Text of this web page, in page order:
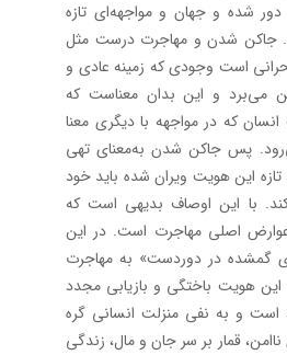
شده و جهان و مواجهه‌ای تازه
جاکن شدن و مهاجرت درست مثل
است وجودی که زمینه عادی و
می‌برد و این بدان معناست که
که در مواجهه با دیگری معنا
پس جاکن شدن به‌معنای تهی
این هویت ویران شده باید خود
کند. با این اوصاف بدیهی است که
اصلی مهاجرت است. در این
گمشده در دوردست» به مهاجرت
این هویت باختگی و بازیابی مجدد
و به نفی منزلت انسانی گره
قمار بر سر جان و مال، زندگی